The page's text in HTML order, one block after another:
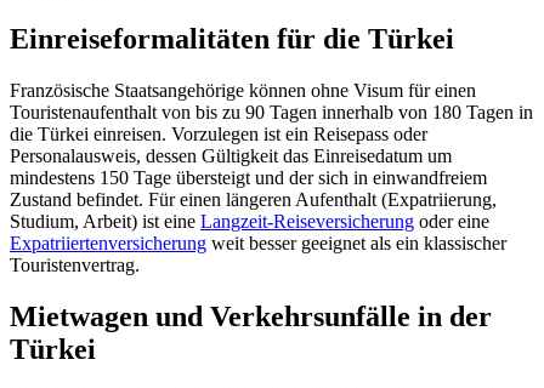
Einreiseformalitäten für die Türkei
Französische Staatsangehörige können ohne Visum für einen
Touristenaufenthalt von bis zu 90 Tagen innerhalb von 180 Tagen in
die Türkei einreisen. Vorzulegen ist ein Reisepass oder
Personalausweis, dessen Gültigkeit das Einreisedatum um
mindestens 150 Tage übersteigt und der sich in einwandfreiem
Zustand befindet. Für einen längeren Aufenthalt (Expatriierung,
Studium, Arbeit) ist eine Langzeit-Reiseversicherung oder eine
Expatriiertenversicherung weit besser geeignet als ein klassischer
Touristenvertrag.
Mietwagen und Verkehrsunfälle in der
Türkei